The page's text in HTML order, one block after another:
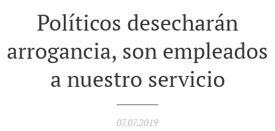
Políticos desecharán
arrogancia, son empleados
a nuestro servicio
07.07.2019